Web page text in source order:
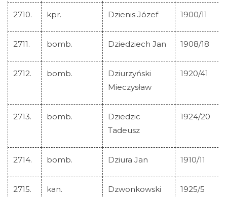
2710. kpr. Dzienis Józef 1900/11
2711. bomb. Dziedziech Jan 1908/18
2712. bomb.
Dziurzyński
Mieczysław
1920/41
2713. bomb.
Dziedzic
Tadeusz
1924/20
2714. bomb. Dziura Jan 1910/11
2715. kan.
Dzwonkowski
1925/5